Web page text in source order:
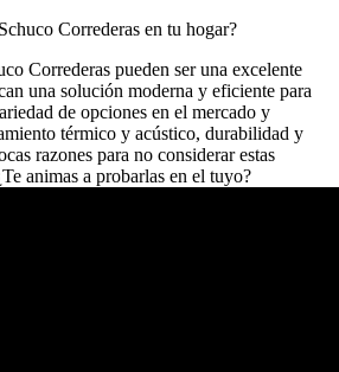
Correderas en tu hogar?
Correderas pueden ser una excelente
una solución moderna y eficiente para
de opciones en el mercado y
térmico y acústico, durabilidad y
razones para no considerar estas
animas a probarlas en el tuyo?